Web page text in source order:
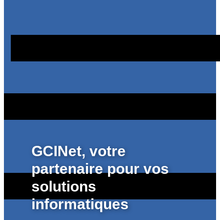
GCINet, votre
partenaire pour vos
solutions
informatiques